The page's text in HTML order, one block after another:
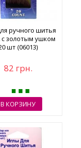
ручного шитья
с золотым ушком
шт (06013)
82 грн.
В КОРЗИНУ